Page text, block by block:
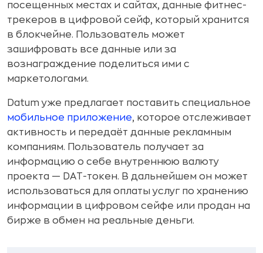
посещенных местах и сайтах, данные фитнес-
трекеров в цифровой сейф, который хранится
в блокчейне. Пользователь может
зашифровать все данные или за
вознаграждение поделиться ими с
маркетологами.
Datum уже предлагает поставить специальное
мобильное приложение, которое отслеживает
активность и передаёт данные рекламным
компаниям. Пользователь получает за
информацию о себе внутреннюю валюту
проекта — DAT-токен. В дальнейшем он может
использоваться для оплаты услуг по хранению
информации в цифровом сейфе или продан на
бирже в обмен на реальные деньги.